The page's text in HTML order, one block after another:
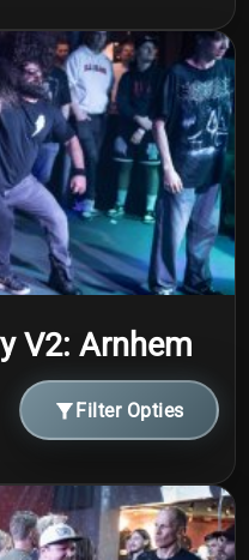
Filter Opties
V2: Arnhem